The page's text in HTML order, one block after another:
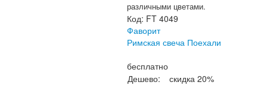
различными цветами.
Код: FT 4049
Фаворит
Римская свеча Поехали
бесплатно
Дешево:
скидка 20%